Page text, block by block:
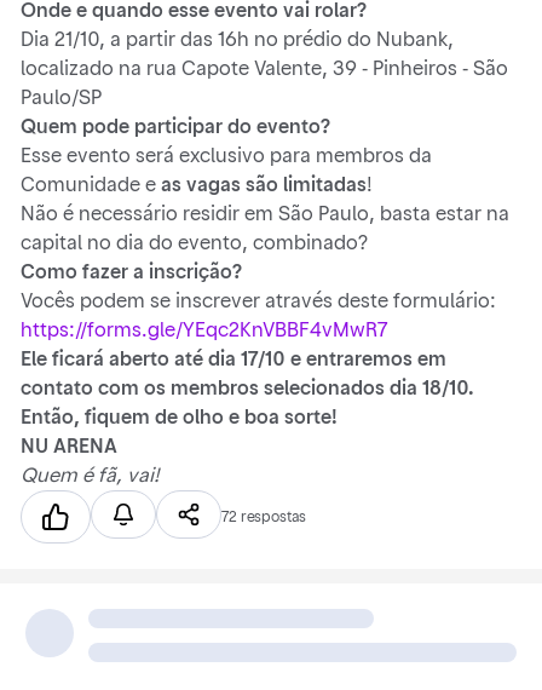
Onde e quando esse evento vai rolar?
Dia 21/10, a partir das 16h no prédio do Nubank,
localizado na rua Capote Valente, 39 - Pinheiros - São
Paulo/SP
Quem pode participar do evento?
Esse evento será exclusivo para membros da
Comunidade e as vagas são limitadas!
Não é necessário residir em São Paulo, basta estar na
capital no dia do evento, combinado?
Como fazer a inscrição?
Vocês podem se inscrever através deste formulário:
https://forms.gle/YEqc2KnVBBF4vMwR7
Ele ficará aberto até dia 17/10 e entraremos em
contato com os membros selecionados dia 18/10.
Então, fiquem de olho e boa sorte!
NU ARENA
Quem é fã, vai!
72 respostas